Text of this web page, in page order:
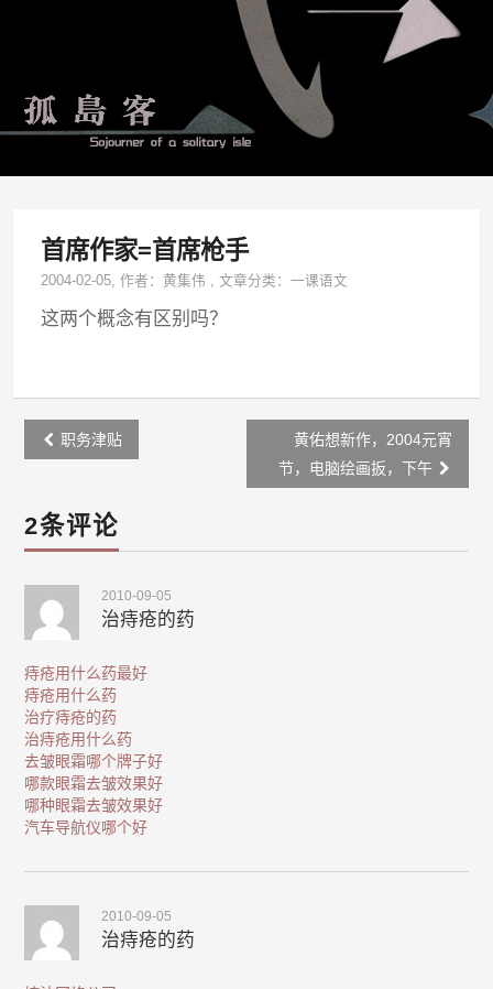
首席作家=首席枪手
2004-02-05, 作者：黄集伟 ,文章分类：一课语文
这两个概念有区别吗？
Post
navigation
职务津贴
黄佑想新作，2004元宵
节，电脑绘画扳，下午
2条评论
2010-09-05
治痔疮的药
痔疮用什么药最好
痔疮用什么药
治疗痔疮的药
治痔疮用什么药
去皱眼霜哪个牌子好
哪款眼霜去皱效果好
哪种眼霜去皱效果好
汽车导航仪哪个好
2010-09-05
治痔疮的药